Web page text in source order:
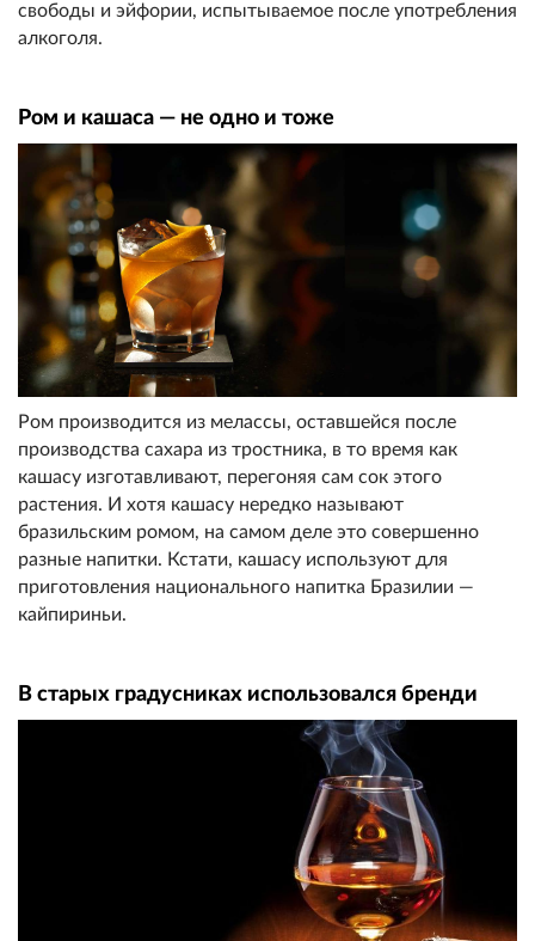
свободы и эйфории, испытываемое после употребления
алкоголя.
Ром и кашаса — не одно и тоже
Ром производится из мелассы, оставшейся после
производства сахара из тростника, в то время как
кашасу изготавливают, перегоняя сам сок этого
растения. И хотя кашасу нередко называют
бразильским ромом, на самом деле это совершенно
разные напитки. Кстати, кашасу используют для
приготовления национального напитка Бразилии —
кайпириньи.
В старых градусниках использовался бренди